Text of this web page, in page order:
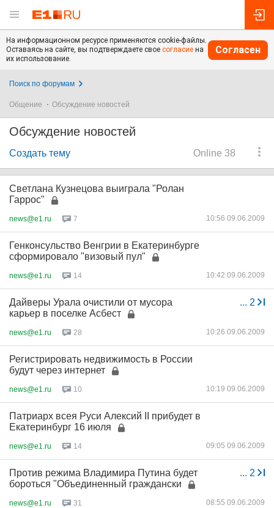
На информационном ресурсе применяются cookie-файлы.
Оставаясь на сайте, вы подтверждаете свое согласие на
их использование.
Согласен
Поиск по форумам
Общение Обсуждение новостей
Обсуждение новостей
Online 38
Создать тему
Светлана Кузнецова выиграла "Ролан
Гаррос"
news@e1.ru 7 10:56 09.06.2009
Генконсульство Венгрии в Екатеринбурге
сформировало "визовый пул"
news@e1.ru 14 10:42 09.06.2009
... 2
Дайверы Урала очистили от мусора
карьер в поселке Асбест
news@e1.ru 28 10:26 09.06.2009
Регистрировать недвижимость в России
будут через интернет
news@e1.ru 10 10:19 09.06.2009
Патриарх всея Руси Алексий II прибудет в
Екатеринбург 16 июля
news@e1.ru 14 09:05 09.06.2009
... 2
Против режима Владимира Путина будет
бороться "Объединенный граждански
news@e1.ru 31 08:55 09.06.2009